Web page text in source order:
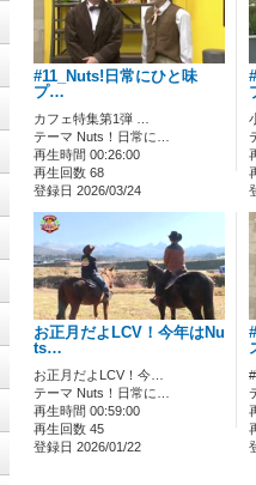
#11_Nuts!日常にひと味
プ…
カフェ特集第1弾 …
テーマ Nuts！日常に…
再生時間 00:26:00
再生回数 68
登録日 2026/03/24
お正月だよLCV！今年はNu
ts…
お正月だよLCV！今…
テーマ Nuts！日常に…
再生時間 00:59:00
再生回数 45
登録日 2026/01/22